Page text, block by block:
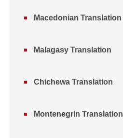
Macedonian Translation
Malagasy Translation
Chichewa Translation
Montenegrin Translation